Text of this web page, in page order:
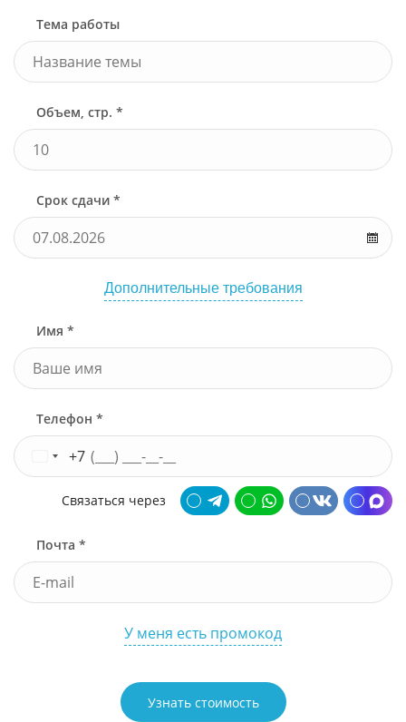
Тема работы
Объем, стр. *
Срок сдачи *
Дополнительные требования
Имя *
Телефон *
+7
Связаться через
Почта *
У меня есть промокод
Узнать стоимость